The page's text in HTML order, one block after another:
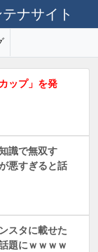
ナサイト
ップ」を発
識で無双す
悪すぎると話
スタに載せた
題にｗｗｗｗ